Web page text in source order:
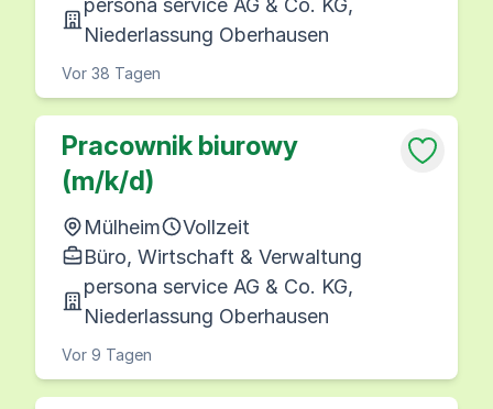
Niederlassung Oberhausen
Vor 38 Tagen
Pracownik biurowy
(m/k/d)
Mülheim
Vollzeit
Büro, Wirtschaft & Verwaltung
persona service AG & Co. KG,
Niederlassung Oberhausen
Vor 9 Tagen